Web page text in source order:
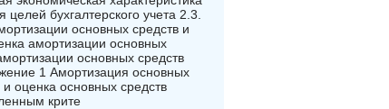
бухгалтерского учета 2.3.
основных средств и
амортизации основных
основных средств
1 Амортизация основных
и оценка основных средств
крите